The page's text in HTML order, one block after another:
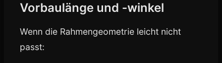
Vorbaulänge und -winkel
Wenn die Rahmengeometrie leicht nicht
passt: